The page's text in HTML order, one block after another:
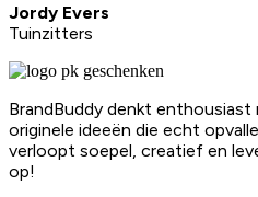
Jordy Evers
Tuinzitters
BrandBuddy denkt
originele ideeën die echt
verloopt soepel, creatief en
op!